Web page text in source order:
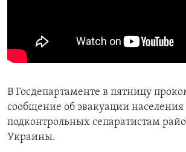
В Госдепартаменте в пятницу
сообщение об эвакуации населения
подконтрольных сепаратистам
Украины.